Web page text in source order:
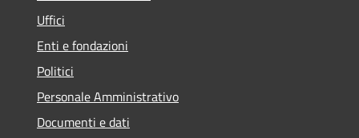
Uffici
Enti e fondazioni
Politici
Personale Amministrativo
Documenti e dati